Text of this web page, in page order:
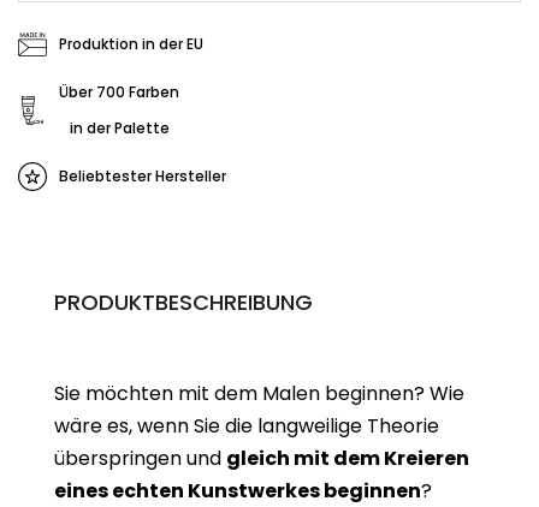
Produktion in der EU
Über 700 Farben
in der Palette
Beliebtester Hersteller
PRODUKTBESCHREIBUNG
Sie möchten mit dem Malen beginnen? Wie
wäre es, wenn Sie die langweilige Theorie
überspringen und gleich mit dem Kreieren
eines echten Kunstwerkes beginnen?